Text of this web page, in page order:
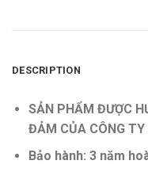
DESCRIPTION
SẢN PHẨM ĐƯỢC
ĐẢM CỦA CÔNG TY
Bảo hành: 3 năm